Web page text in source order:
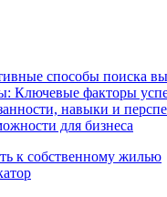
способы поиска
Ключевые факторы
навыки и
для бизнеса
к собственному жилью